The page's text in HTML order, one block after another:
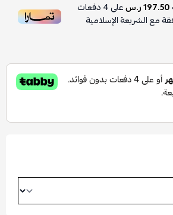
197.50 ر.س على4دفعات
مع الشريعة الإسلامية